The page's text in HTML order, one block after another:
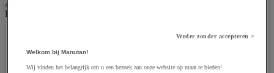
Afvalbeheer
Bekijk de hele productgroep
Afvalzak
Afvalzakhouder
Verder zonder accepteren >
Welkom bij Manutan!
Wij vinden het belangrijk om u een bezoek aan onze website op maat te bieden!